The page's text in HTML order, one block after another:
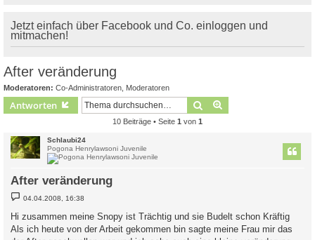
Jetzt einfach über Facebook und Co. einloggen und
mitmachen!
After veränderung
Moderatoren: Co-Administratoren Moderatoren
Antworten Suche
10 Beiträge • Seite 1 von 1
Schlaubi24
Pogona Henrylawsoni Juvenile
After veränderung
B
e
t
r
04.04.2008, 16:38
Hi zusammen meine Snopy ist Trächtig und sie Budelt schon Kräftig
Als ich heute von der Arbeit gekommen bin sagte meine Frau mir das